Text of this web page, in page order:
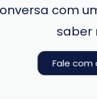
com
saber
Fale com